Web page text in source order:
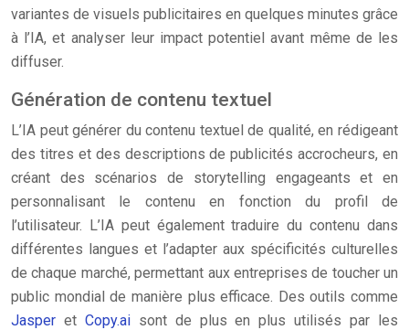
variantes de visuels publicitaires en quelques minutes grâce
à l’IA, et analyser leur impact potentiel avant même de les
diffuser.
Génération de contenu textuel
L’IA peut générer du contenu textuel de qualité, en rédigeant
des titres et des descriptions de publicités accrocheurs, en
créant des scénarios de storytelling engageants et en
personnalisant le contenu en fonction du profil de
l’utilisateur. L’IA peut également traduire du contenu dans
différentes langues et l’adapter aux spécificités culturelles
de chaque marché, permettant aux entreprises de toucher un
public mondial de manière plus efficace. Des outils comme
Jasper et Copy.ai sont de plus en plus utilisés par les